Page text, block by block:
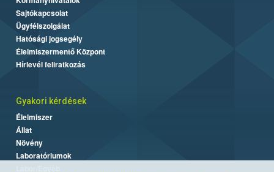
Sajtókapcsolat
Ügyfélszolgálat
Hatósági jogsegély
Élelmiszermentő Központ
Hírlevél feliratkozás
Gyakori kérdések
Élelmiszer
Állat
Növény
Laboratóriumok